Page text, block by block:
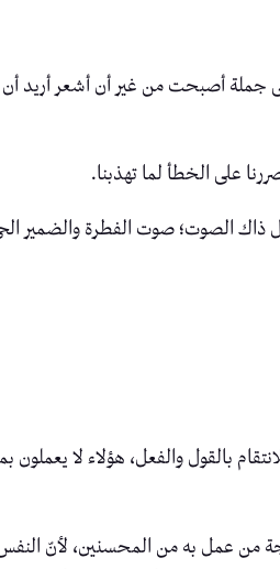
جملة أصبحت من غير أن أشعر أريد
على الخطأ لما تهذبنا.
الصوت؛ صوت الفطرة والضمير الحي
بالقول والفعل، هؤلاء لا يعملون
من عمل به من المحسنين، لأنّ